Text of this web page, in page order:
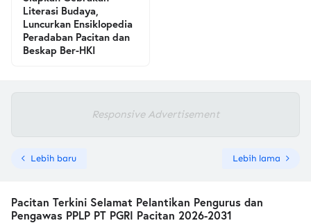
Literasi Budaya,
Luncurkan Ensiklopedia
Peradaban Pacitan dan
Beskap Ber-HKI
Responsive Advertisement
Lebih baru Lebih lama
Pacitan Terkini Selamat Pelantikan Pengurus dan
Pengawas PPLP PT PGRI Pacitan 2026-2031